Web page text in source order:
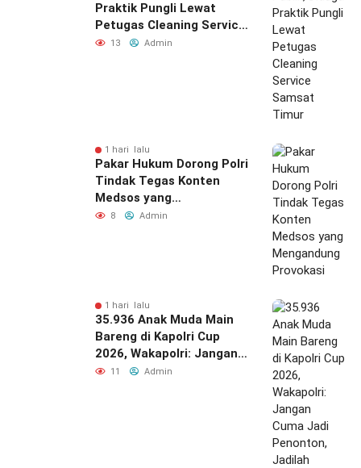
Praktik Pungli Lewat
Petugas Cleaning Service
Samsat Timur
13 Admin
1 hari lalu
Pakar Hukum Dorong Polri
Tindak Tegas Konten
Medsos yang
Mengandung Provokasi
8 Admin
1 hari lalu
35.936 Anak Muda Main
Bareng di Kapolri Cup
2026, Wakapolri: Jangan
Cuma Jadi Penonton,
11 Admin